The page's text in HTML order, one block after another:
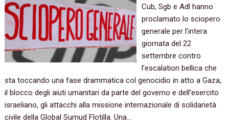
Cub, Sgb e Adl hanno
proclamato lo sciopero
generale per l’intera
giornata del 22
settembre contro
l’escalation bellica che
sta toccando una fase drammatica col genocidio in atto a Gaza,
il blocco degli aiuti umanitari da parte del governo e dell’esercito
israeliano, gli attacchi alla missione internazionale di solidarietà
civile della Global Sumud Flotilla. Una…